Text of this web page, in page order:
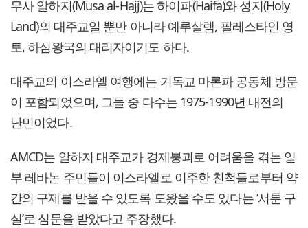
무사 알하지(Musa al-Hajj)는 하이파(Haifa)와 성지(Holy
Land)의 대주교일 뿐만 아니라 예루살렘, 팔레스타인 영
토, 하심왕국의 대리자이기도 하다.
대주교의 이스라엘 여행에는 기독교 마론파 공동체 방문
이 포함되었으며, 그들 중 다수는 1975-1990년 내전의
난민이었다.
AMCD는 알하지 대주교가 경제붕괴로 어려움을 겪는 일
부 레바논 주민들이 이스라엘로 이주한 친척들로부터 약
간의 구제를 받을 수 있도록 도왔을 수도 있다는 ‘서툰 구
실’로 심문을 받았다고 주장했다.